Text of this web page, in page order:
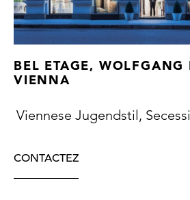
BEL ETAGE, WOLFGANG
VIENNA
Viennese Jugendstil,
CONTACTEZ